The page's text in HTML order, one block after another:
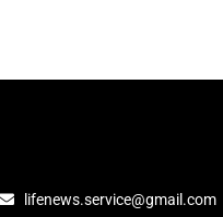
lifenews.service@gmail.com